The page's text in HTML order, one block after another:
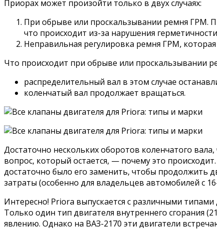
Приорах может произойти только в двух случаях:
При обрыве или проскальзывании ремня ГРМ.
что происходит из-за нарушения
Неправильная регулировка ремня ГРМ,
Что происходит при обрыве или проскальзывании
распределительный вал в этом случае
коленчатый вал продолжает вращаться.
Достаточно нескольких оборотов коленчатого
вопрос, который остается, — почему это
достаточно было его заменить, чтобы продолжить
затраты (особенно для владельцев автомобилей с
Интересно! Priora выпускается с различными
Только один тип двигателя внутреннего сгорания
явлению. Однако на ВАЗ-2170 эти двигатели